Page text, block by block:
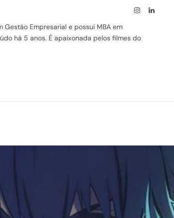
Instagram
Gestão Empresarial e possui MBA em
há 5 anos. É apaixonada pelos filmes do